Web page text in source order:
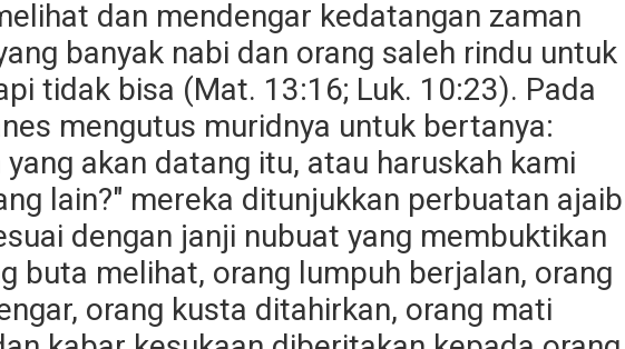
dan mendengar kedatangan zaman
banyak nabi dan orang saleh rindu untuk
tidak bisa (Mat. 13:16; Luk. 10:23). Pada
mengutus muridnya untuk bertanya:
yang akan datang itu, atau haruskah kami
lain?" mereka ditunjukkan perbuatan ajaib
dengan janji nubuat yang membuktikan
buta melihat, orang lumpuh berjalan, orang
orang kusta ditahirkan, orang mati